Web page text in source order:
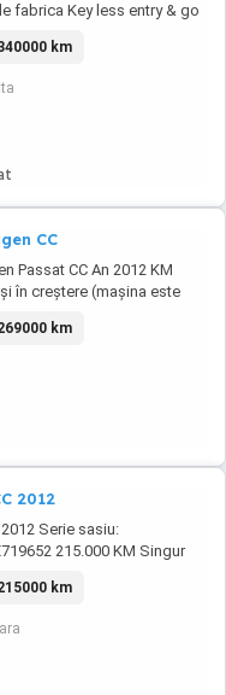
fabrica Key less entry & go
(frânare si accelerare) Priza
electrica Bixenon
Jante 18 ,anvelope
heliomat ...
km
CC
Passat CC An 2012 KM
în creștere (mașina este
DSG si padele pe volan
cu lumini de zi LED
lungă adaptiva Lane assist
assist Bend lights
km
2012
Serie sasiu:
215.000 KM Singur
Motor CFFB 140 cai de
180 cai si 384 Nm la TCM
cu fisa dyno). DPF activ,
bord 3d cu display
Bixenon ...
km